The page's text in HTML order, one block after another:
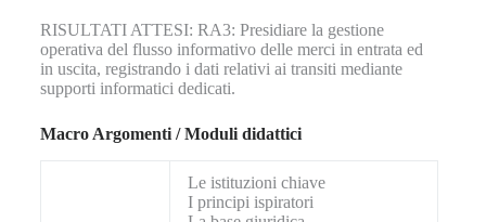
RISULTATI ATTESI: RA3: Presidiare la gestione
operativa del flusso informativo delle merci in entrata ed
in uscita, registrando i dati relativi ai transiti mediante
supporti informatici dedicati.
Macro Argomenti / Moduli didattici
Le istituzioni chiave
I principi ispiratori